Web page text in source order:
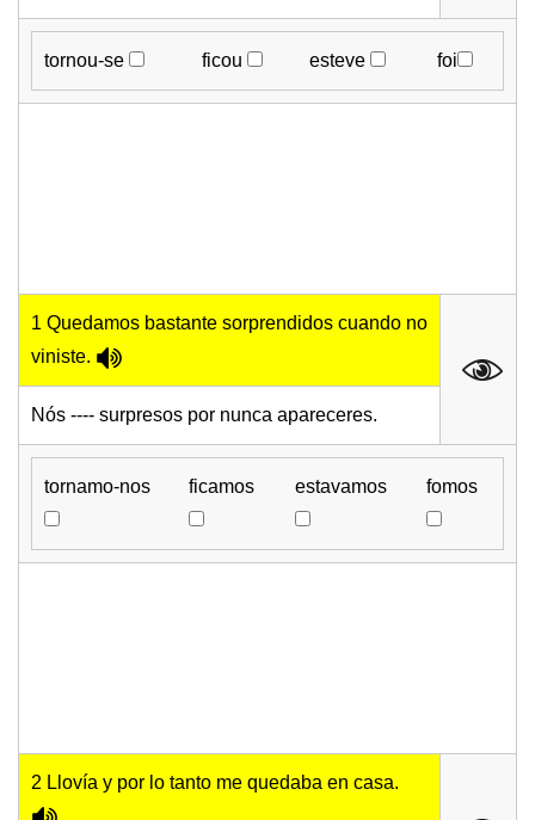
tornou-se ficou esteve foi
1 Quedamos bastante sorprendidos cuando no
viniste.
Nós ---- surpresos por nunca apareceres.
tornamo-nos ficamos estavamos fomos
2 Llovía y por lo tanto me quedaba en casa.